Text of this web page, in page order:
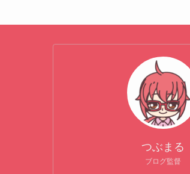
つぶまる
ブログ監督